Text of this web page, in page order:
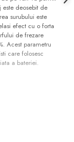
deosebit de
surubului este
efect cu o forta
de frezare
Acest parametru
care folosesc
a bateriei.
scânduri din
chiar și în lemn